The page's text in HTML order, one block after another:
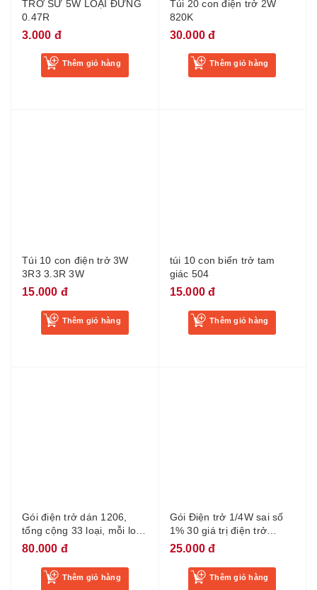
TRỞ SỨ 5W LOẠI ĐỨNG
0.47R
3.000 đ
Thêm giỏ hàng
Túi 20 con điện trở 2W
820K
30.000 đ
Thêm giỏ hàng
Túi 10 con điện trở 3W
3R3 3.3R 3W
15.000 đ
Thêm giỏ hàng
túi 10 con biến trở tam
giác 504
15.000 đ
Thêm giỏ hàng
Gói điện trở dán 1206,
tổng cộng 33 loại, mỗi loại
20 cái, tổng cộng 660 cái,
80.000 đ
Thêm giỏ hàng
Gói Điện trở 1/4W sai số
1% 30 giá trị điện trở
thường được sử dụng mỗi
25.000 đ
Thêm giỏ hàng